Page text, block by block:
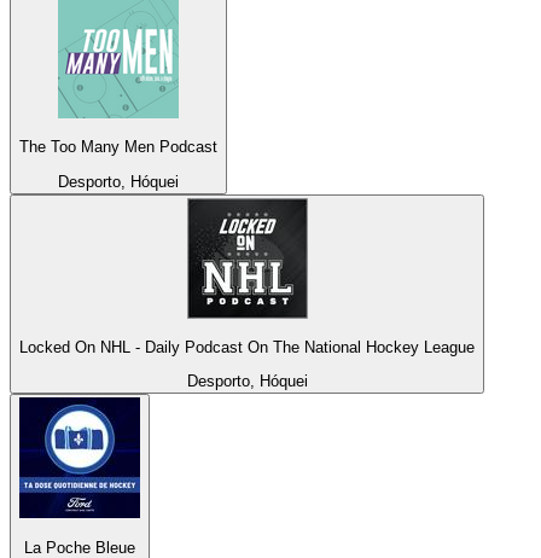
The Too Many Men Podcast
Desporto, Hóquei
Locked On NHL - Daily Podcast On The National Hockey League
Desporto, Hóquei
La Poche Bleue